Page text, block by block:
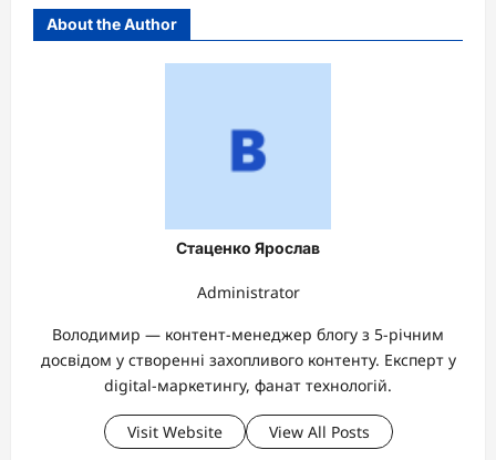
About the Author
Стаценко Ярослав
Administrator
Володимир — контент-менеджер блогу з 5-річним
досвідом у створенні захопливого контенту. Експерт у
digital-маркетингу, фанат технологій.
Visit Website View All Posts